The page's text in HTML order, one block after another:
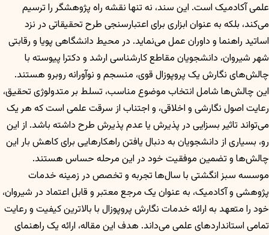
علمی آکادمیک است. این سند، نه تنها نقشه راه پژوهشگر را ترسیم
می‌کند، بلکه به عنوان ابزاری برای اعتبارسنجی طرح تحقیقاتی در نزد
اساتید راهنما و داوران عمل می‌نماید. در محیط دانشگاهی پویا و رقابتی
شهر شیروان، دانشجویان مقاطع کارشناسی ارشد و دکترا پیوسته با
چالش‌های نگارش یک پروپوزال قوی، منسجم و نوآورانه روبرو هستند.
این چالش‌ها شامل انتخاب موضوع مناسب، تسلط بر متدولوژی تحقیق،
رعایت اصول نگارشی و اخلاقی، و اجتناب از سرقت علمی است که هر یک
می‌تواند تاثیر بسزایی در پذیرش یا عدم پذیرش طرح داشته باشد. از این
رو، بسیاری از دانشجویان به دنبال یافتن راهکارهایی برای کاهش بار این
چالش‌ها و تضمین موفقیت خود در این مرحله حساس هستند.
موسسه سبز انگشتی با سال‌ها تجربه و تخصص در زمینه خدمات
پژوهشی و آکادمیک، به عنوان یک مرجع معتبر و قابل اعتماد در شیروان،
خود را متعهد به ارائه خدمات نگارش پروپوزال با بالاترین کیفیت و رعایت
تمامی استانداردهای علمی می‌داند. هدف این مقاله، ارائه یک راهنمای